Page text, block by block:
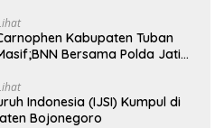
Kabupaten Tuban
Bersama Polda Jatim
Indonesia (IJSI) Kumpul di
Bojonegoro